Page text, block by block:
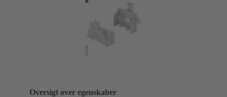
Oversigt over egenskaber